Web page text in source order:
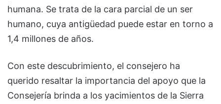
humana. Se trata de la cara parcial de un ser
humano, cuya antigüedad puede estar en torno a
1,4 millones de años.
Con este descubrimiento, el consejero ha
querido resaltar la importancia del apoyo que la
Consejería brinda a los yacimientos de la Sierra